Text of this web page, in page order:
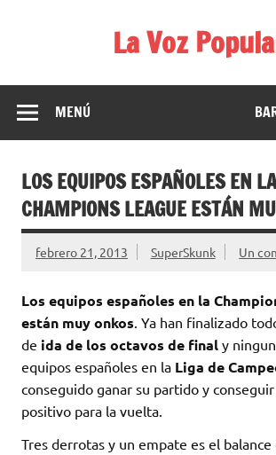
La Voz
para reírse de las
MENÚ
LOS EQUIPOS ESPAÑOLES EN LA
CHAMPIONS LEAGUE ESTÁN
febrero 21, 2013 SuperSkunk Un
Los equipos españoles en la
están muy onkos. Ya han finalizado
de ida de los octavos de final y
equipos españoles en la Liga de
conseguido ganar su partido y
positivo para la vuelta.
Tres derrotas y un empate es el balance